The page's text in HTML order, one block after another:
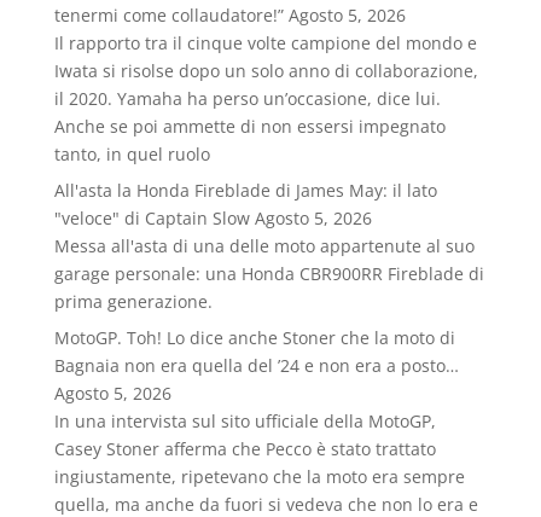
tenermi come collaudatore!” Agosto 5, 2026
Il rapporto tra il cinque volte campione del mondo e
Iwata si risolse dopo un solo anno di collaborazione,
il 2020. Yamaha ha perso un’occasione, dice lui.
Anche se poi ammette di non essersi impegnato
tanto, in quel ruolo
All'asta la Honda Fireblade di James May: il lato
"veloce" di Captain Slow Agosto 5, 2026
Messa all'asta di una delle moto appartenute al suo
garage personale: una Honda CBR900RR Fireblade di
prima generazione.
MotoGP. Toh! Lo dice anche Stoner che la moto di
Bagnaia non era quella del ’24 e non era a posto…
Agosto 5, 2026
In una intervista sul sito ufficiale della MotoGP,
Casey Stoner afferma che Pecco è stato trattato
ingiustamente, ripetevano che la moto era sempre
quella, ma anche da fuori si vedeva che non lo era e